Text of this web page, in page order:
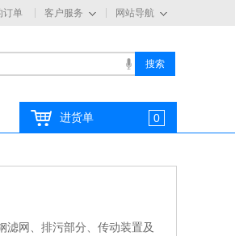
网站导航
客户服务
订单
进货单 0
滤网、排污部分、传动装置及